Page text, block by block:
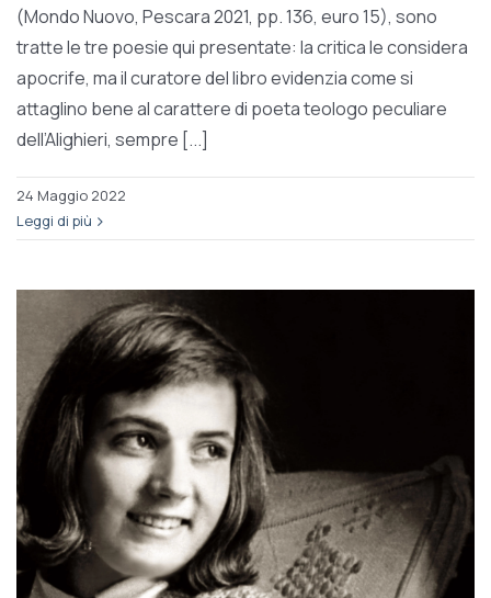
(Mondo Nuovo, Pescara 2021, pp. 136, euro 15), sono
tratte le tre poesie qui presentate: la critica le considera
apocrife, ma il curatore del libro evidenzia come si
attaglino bene al carattere di poeta teologo peculiare
dell’Alighieri, sempre [...]
24 Maggio 2022
Leggi di più